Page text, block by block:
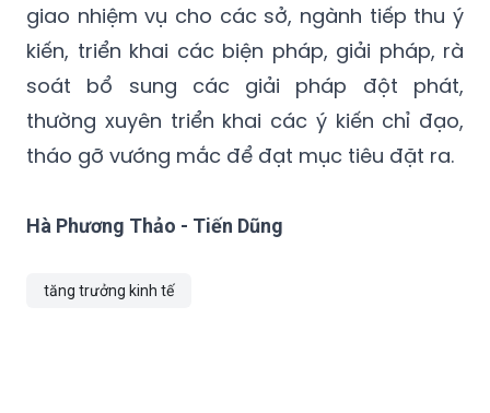
giao nhiệm vụ cho các sở, ngành tiếp thu ý
kiến, triển khai các biện pháp, giải pháp, rà
soát bổ sung các giải pháp đột phát,
thường xuyên triển khai các ý kiến chỉ đạo,
tháo gỡ vướng mắc để đạt mục tiêu đặt ra.
Hà Phương Thảo - Tiến Dũng
tăng trưởng kinh tế